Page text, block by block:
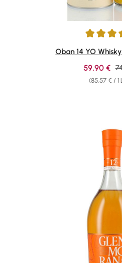
Durchschnittliche Bewertung
Oban 14 YO
(85,57 € / 1
59,90 €